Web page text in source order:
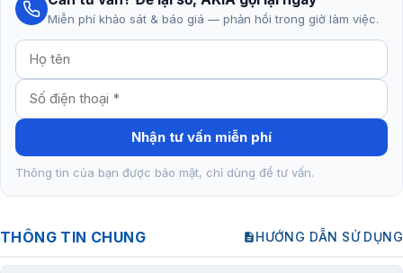
Miễn phí khảo sát & báo giá — phản hồi trong giờ làm việc.
Nhận tư vấn miễn phí
Thông tin của bạn được bảo mật, chỉ dùng để tư vấn.
THÔNG TIN CHUNG HƯỚNG DẪN SỬ DỤNG